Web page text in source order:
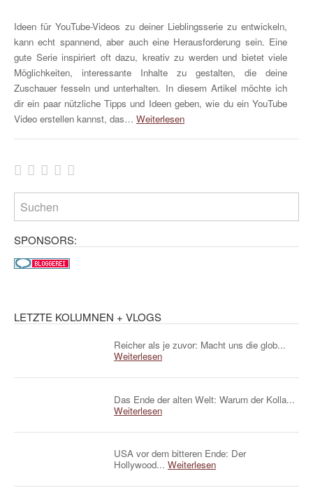
Ideen für YouTube-Videos zu deiner Lieblingsserie zu entwickeln,
kann echt spannend, aber auch eine Herausforderung sein. Eine
gute Serie inspiriert oft dazu, kreativ zu werden und bietet viele
Möglichkeiten, interessante Inhalte zu gestalten, die deine
Zuschauer fesseln und unterhalten. In diesem Artikel möchte ich
dir ein paar nützliche Tipps und Ideen geben, wie du ein YouTube
Video erstellen kannst, das… Weiterlesen
SPONSORS:
LETZTE KOLUMNEN + VLOGS
Reicher als je zuvor: Macht uns die glob...
Weiterlesen
Das Ende der alten Welt: Warum der Kolla...
Weiterlesen
USA vor dem bitteren Ende: Der
Hollywood... Weiterlesen